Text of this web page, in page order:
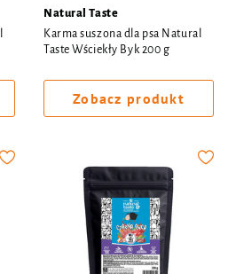
Natural Taste
Karma suszona dla psa Natural
Taste Wściekły Byk 200 g
Zobacz produkt